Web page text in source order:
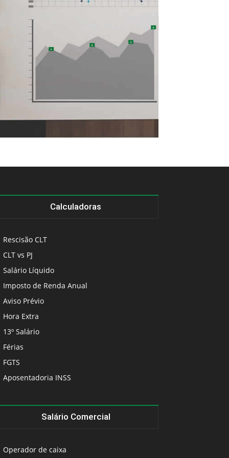
Calculadoras
Rescisão CLT
CLT vs PJ
Salário Líquido
Imposto de Renda Anual
Aviso Prévio
Hora Extra
13º Salário
Férias
FGTS
Aposentadoria INSS
Salário Comercial
Operador de caixa